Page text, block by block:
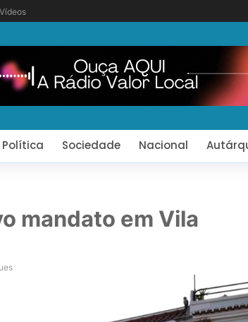
Vídeos
Política Sociedade Nacional
mandato em Vila